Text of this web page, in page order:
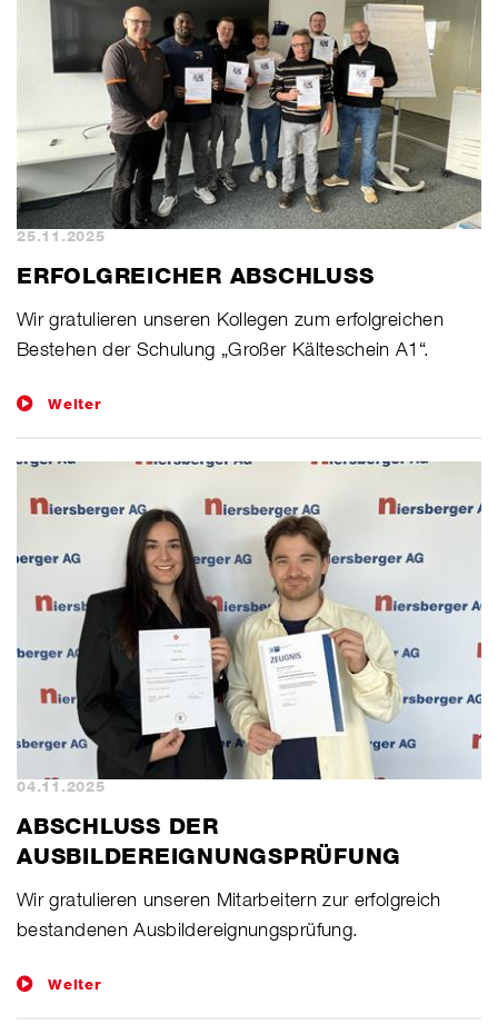
25.11.2025
ERFOLGREICHER ABSCHLUSS
​Wir gratulieren unseren Kollegen zum erfolgreichen
Bestehen der Schulung „Großer Kälteschein A1“.
Weiter
04.11.2025
ABSCHLUSS DER
AUSBILDEREIGNUNGSPRÜFUNG
Wir gratulieren unseren Mitarbeitern zur erfolgreich
bestandenen Ausbildereignungsprüfung.
Weiter